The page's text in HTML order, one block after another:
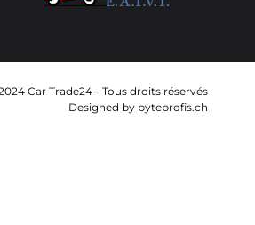
Car Trade24 - Tous droits réservés
Designed by byteprofis.ch